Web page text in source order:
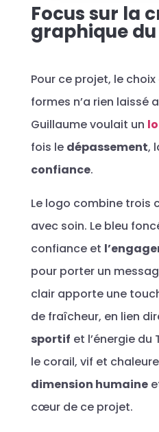
Focus sur la
graphique
Pour ce projet, le
formes n’a rien laissé
Guillaume voulait un
fois le dépassement,
confiance.
Le logo combine trois
avec soin. Le bleu
confiance et
pour porter un
clair apporte une
de fraîcheur, en lien
sportif et l’énergie du
le corail, vif et
dimension humaine
cœur de ce projet.